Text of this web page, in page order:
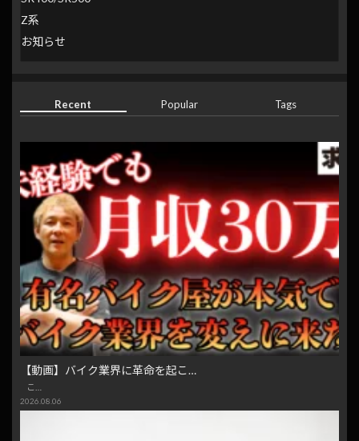
Z系
お知らせ
Recent Popular Tags
【動画】バイク業界に革命を起こ…
こ…
2026.08.06